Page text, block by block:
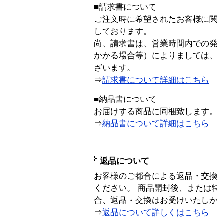
■請求書について
ご注文時に希望されたお客様に
しております。
尚、請求書は、営業時間内での
かかる場合等）によりましては
ざいます。
⇒請求書について詳細はこちら
■納品書について
お届けする商品に同梱致します。
⇒納品書について詳細はこちら
返品について
お客様のご都合による返品・交
ください。 商品開封後、または
合、返品・交換はお受けいたし
⇒返品について詳しくはこちら